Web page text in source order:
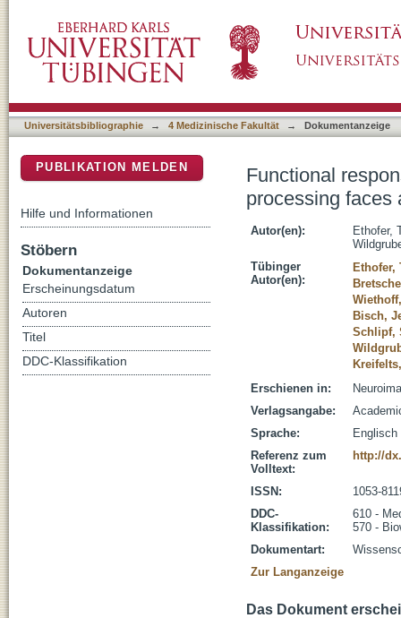
in the superior temporal sulcus
Universitätsbibliographie → 4 Medizinische Fakultät → Dokumentanzeige
Functional
processing faces
Autor(en):
Ethofer,
Tübinger
Autor(en):
Ethofer,
Bisch,
Schlipf,
Erschienen in:
Verlagsangabe:
Sprache:
Englisch
Referenz zum
Volltext:
http://
ISSN:
1053-
DDC-
Klassifikation:
610 -
570 -
Dokumentart:
Zur Langanzeige
Das Dokument
PUBLIKATION MELDEN
Hilfe und Informationen
Stöbern
Dokumentanzeige
Erscheinungsdatum
Autoren
Titel
DDC-Klassifikation